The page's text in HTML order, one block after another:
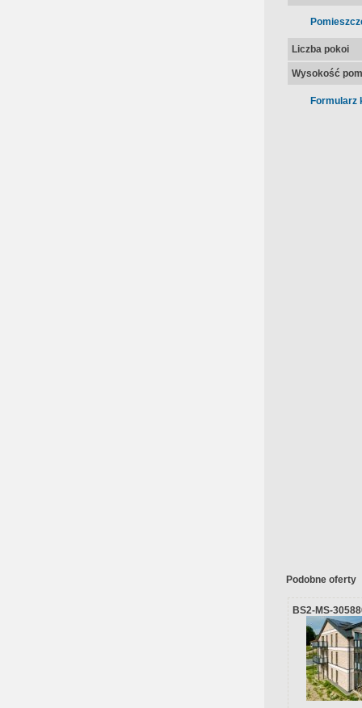
Liczba pokoi
Wysokość
Formularz
Podobne oferty
BS2-MS-